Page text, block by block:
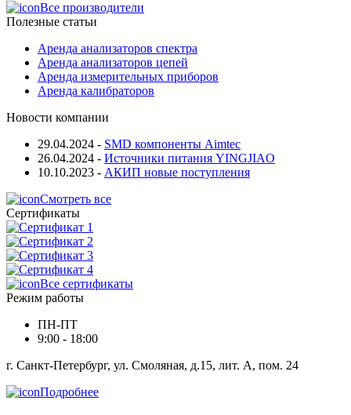
Все производители
Полезные статьи
Аренда анализаторов спектра
Аренда анализаторов цепей
Аренда измерительных приборов
Аренда калибраторов
Новости компании
29.04.2024 - SMD компоненты Aimtec
26.04.2024 - Источники питания YINGJIAO
10.10.2023 - АКИП новые поступления
Смотреть все
Сертификаты
Все сертификаты
Режим работы
ПН-ПТ
9:00 - 18:00
г. Санкт-Петербург, ул. Смоляная, д.15, лит. А, пом. 24
Подробнее